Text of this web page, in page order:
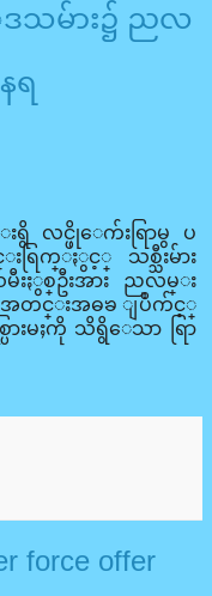
သမ်ား၌ ညလ
ရ
ရွိ လင္ဖိုေက်းရြာမွ ပ
ရြက္ႏွင့္ သစ္သီးမ်ား
ႏွစ္ဦးအား ညလမ္း
အတင္းအဓၶ ျပဳက်င့္
းမႈကို သိရွိေသာ ရြာ
force offer